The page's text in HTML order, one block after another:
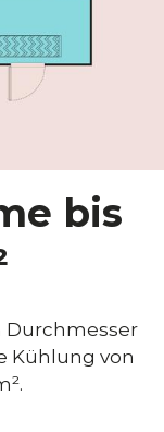
bis
Durchmesser
Kühlung von